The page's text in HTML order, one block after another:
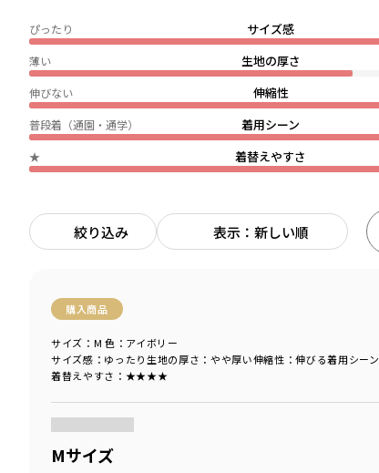
サイズ感
ぴったり
生地の厚さ
薄い
伸縮性
伸びない
着用シーン
普段着（通園・通学）
着替えやすさ
★
絞り込み 表示：新しい順
購入商品
サイズ感 ：ゆったり 生地の厚さ ：やや厚い伸縮性 ：伸びる着用シーン
着替えやすさ ：★★★★
サイズ：M 色：アイボリー
Mサイズ